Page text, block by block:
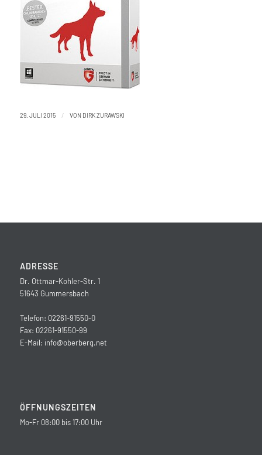
29. JULI 2015 / VON DIRK ZURAWSKI
ADRESSE
Dr. Ottmar-Kohler-Str. 1
51643 Gummersbach
Telefon: 02261-91550-0
Fax: 02261-91550-99
E-Mail: info@oberberg.net
ÖFFNUNGSZEITEN
Mo-Fr 08:00 bis 17:00 Uhr